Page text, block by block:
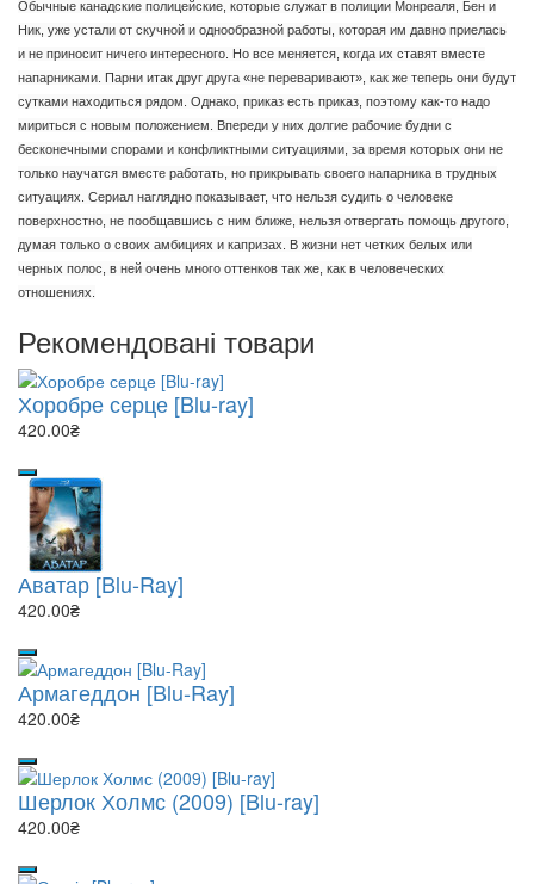
Обычные канадские полицейские, которые служат в полиции Монреаля, Бен и
Ник, уже устали от скучной и однообразной работы, которая им давно приелась
и не приносит ничего интересного. Но все меняется, когда их ставят вместе
напарниками. Парни итак друг друга «не переваривают», как же теперь они будут
сутками находиться рядом. Однако, приказ есть приказ, поэтому как-то надо
мириться с новым положением. Впереди у них долгие рабочие будни с
бесконечными спорами и конфликтными ситуациями, за время которых они не
только научатся вместе работать, но прикрывать своего напарника в трудных
ситуациях. Сериал наглядно показывает, что нельзя судить о человеке
поверхностно, не пообщавшись с ним ближе, нельзя отвергать помощь другого,
думая только о своих амбициях и капризах. В жизни нет четких белых или
черных полос, в ней очень много оттенков так же, как в человеческих
отношениях.
Рекомендовані товари
Хоробре серце [Blu-ray]
420.00₴
Аватар [Blu-Ray]
420.00₴
Армагеддон [Blu-Ray]
420.00₴
Шерлок Холмс (2009) [Blu-ray]
420.00₴